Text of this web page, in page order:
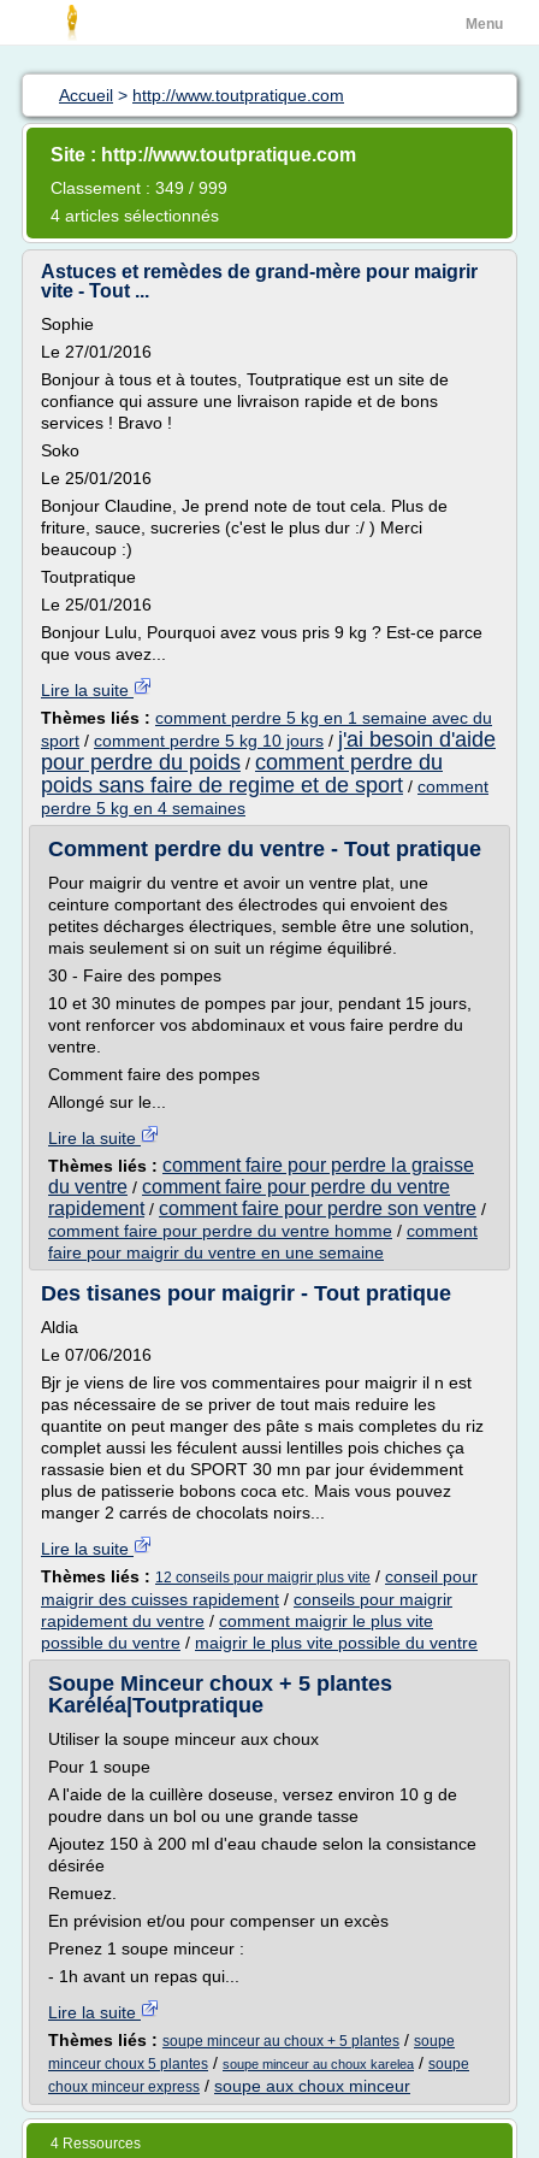
Menu
Accueil > http://www.toutpratique.com
Site : http://www.toutpratique.com
Classement : 349 / 999
4 articles sélectionnés
Astuces et remèdes de grand-mère pour maigrir
vite - Tout ...
Sophie
Le 27/01/2016
Bonjour à tous et à toutes, Toutpratique est un site de
confiance qui assure une livraison rapide et de bons
services ! Bravo !
Soko
Le 25/01/2016
Bonjour Claudine, Je prend note de tout cela. Plus de
friture, sauce, sucreries (c'est le plus dur :/ ) Merci
beaucoup :)
Toutpratique
Le 25/01/2016
Bonjour Lulu, Pourquoi avez vous pris 9 kg ? Est-ce parce
que vous avez...
Lire la suite
Thèmes liés : comment perdre 5 kg en 1 semaine avec du
sport / comment perdre 5 kg 10 jours / j'ai besoin d'aide
pour perdre du poids / comment perdre du
poids sans faire de regime et de sport / comment
perdre 5 kg en 4 semaines
Comment perdre du ventre - Tout pratique
Pour maigrir du ventre et avoir un ventre plat, une
ceinture comportant des électrodes qui envoient des
petites décharges électriques, semble être une solution,
mais seulement si on suit un régime équilibré.
30 - Faire des pompes
10 et 30 minutes de pompes par jour, pendant 15 jours,
vont renforcer vos abdominaux et vous faire perdre du
ventre.
Comment faire des pompes
Allongé sur le...
Lire la suite
Thèmes liés : comment faire pour perdre la graisse
du ventre / comment faire pour perdre du ventre
rapidement/ comment faire pour perdre son ventre /
comment faire pour perdre du ventre homme / comment
faire pour maigrir du ventre en une semaine
Des tisanes pour maigrir - Tout pratique
Aldia
Le 07/06/2016
Bjr je viens de lire vos commentaires pour maigrir il n est
pas nécessaire de se priver de tout mais reduire les
quantite on peut manger des pâte s mais completes du riz
complet aussi les féculent aussi lentilles pois chiches ça
rassasie bien et du SPORT 30 mn par jour évidemment
plus de patisserie bobons coca etc. Mais vous pouvez
manger 2 carrés de chocolats noirs...
Lire la suite
Thèmes liés : 12 conseils pour maigrir plus vite / conseil pour
maigrir des cuisses rapidement / conseils pour maigrir
rapidement du ventre / comment maigrir le plus vite
possible du ventre / maigrir le plus vite possible du ventre
Soupe Minceur choux + 5 plantes
Karéléa|Toutpratique
Utiliser la soupe minceur aux choux
Pour 1 soupe
A l'aide de la cuillère doseuse, versez environ 10 g de
poudre dans un bol ou une grande tasse
Ajoutez 150 à 200 ml d'eau chaude selon la consistance
désirée
Remuez.
En prévision et/ou pour compenser un excès
Prenez 1 soupe minceur :
- 1h avant un repas qui...
Lire la suite
Thèmes liés : soupe minceur au choux + 5 plantes / soupe
minceur choux 5 plantes / soupe minceur au choux karelea / soupe
choux minceur express / soupe aux choux minceur
4 Ressources